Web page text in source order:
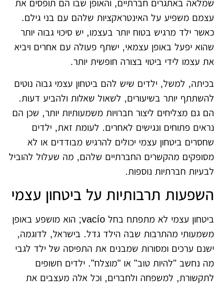
שמלאה באתגרים חברתיים, והאופן שבו הם תופסים את
עצמם משפיע על האינטראקציות שלהם עם בני גילם.
כאשר ילד מרגיש בטוח יותר בעצמו, יש סיכוי גבוה יותר
שהוא יפעל באופן עצמאי, ישתף פעולה עם אחרים ויביא
את עצמו לידי ביטוי בצורה חופשית יותר.
בכיתה, למשל, ילדים שיש להם ביטחון עצמי גבוה נוטים
להשתתף יותר בשיעורים, לשאול שאלות ולהביע דעות.
הם גם מצליחים ליצור חברויות משמעותיות יותר, שכן הם
נראים פתוחים ונגישים לאחרים. לעומת זאת, ילדים
שחסרים ביטחון עצמי יכולים להרגיש מבודדים או לא
מסופקים מהקשרים החברתיים שלהם, מה שעלול להוביל
לבעיות חברתיות נוספות.
השפעות תרבותיות על ביטחון עצמי
ביטחון עצמי לא מתפתח בחל vacío; הוא מושפע באופן
משמעותי מהתרבות שבה הילד גדל. בישראל, לדוגמה,
ישנם ערכים ומסורות שמבנים את התפיסה של ילד לגבי
מה נחשב "להיות טוב" או "מוצלח". ילדים חשופים
לתקשורת, למשפחה ולחברים, וכל אלה מעצבים את